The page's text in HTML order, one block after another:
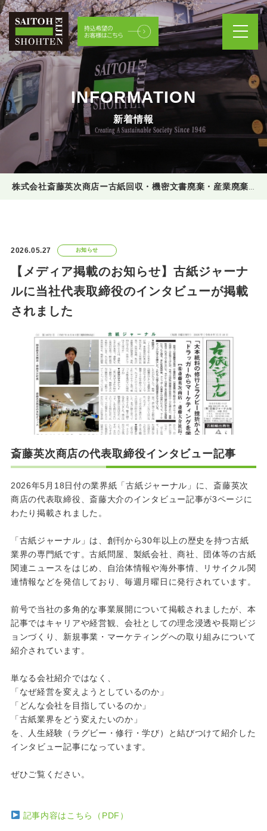
INFORMATION
新着情報
2026.05.27 お知らせ
【メディア掲載のお知らせ】古紙ジャーナ
ルに当社代表取締役のインタビューが掲載
されました
斎藤英次商店の代表取締役インタビュー記事
2026年5月18日付の業界紙「古紙ジャーナル」に、斎藤英次
商店の代表取締役、斎藤大介のインタビュー記事が3ページに
わたり掲載されました。
「古紙ジャーナル」は、創刊から30年以上の歴史を持つ古紙
業界の専門紙です。古紙問屋、製紙会社、商社、団体等の古紙
関連ニュースをはじめ、自治体情報や海外事情、リサイクル関
連情報などを発信しており、毎週月曜日に発行されています。
前号で当社の多角的な事業展開について掲載されましたが、本
記事ではキャリアや経営観、会社としての理念浸透や長期ビジ
ョンづくり、新規事業・マーケティングへの取り組みについて
紹介されています。
単なる会社紹介ではなく、
「なぜ経営を変えようとしているのか」
「どんな会社を目指しているのか」
「古紙業界をどう変えたいのか」
を、人生経験（ラグビー・修行・学び）と結びつけて紹介した
インタビュー記事になっています。
ぜひご覧ください。
記事内容はこちら（PDF）